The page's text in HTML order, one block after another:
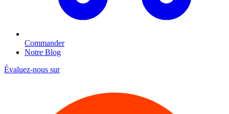
Commander
Notre Blog
Évaluez-nous sur